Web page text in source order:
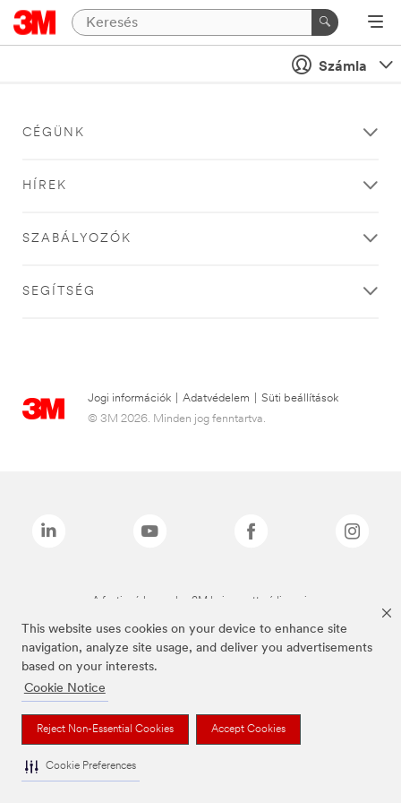
This website uses cookies on your device to enhance site
navigation, analyze site usage, and deliver you advertisements
based on your interests.
Cookie Notice
Reject Non-Essential Cookies Accept Cookies
Cookie Preferences
Számla
CÉGÜNK
HÍREK
SZABÁLYOZÓK
SEGÍTSÉG
Jogi információk Adatvédelem
Süti beállítások
© 3M 2026. Minden jog fenntartva.
A fenti márkanevek a 3M bejegyzett védjegyei.